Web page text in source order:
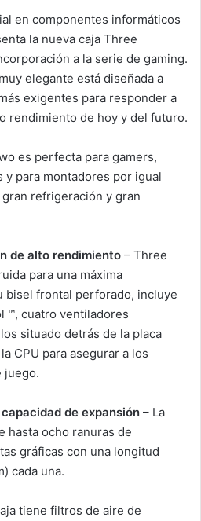
en componentes informáticos
la nueva caja Three
a la serie de gaming.
elegante está diseñada a
exigentes para responder a
rendimiento de hoy y del futuro.
es perfecta para gamers,
para montadores por igual
refrigeración y gran
de alto rendimiento – Three
para una máxima
bisel frontal perforado, incluye
™, cuatro ventiladores
situado detrás de la placa
CPU para asegurar a los
juego.
de expansión – La
hasta ocho ranuras de
gráficas con una longitud
cada una.
tiene filtros de aire de